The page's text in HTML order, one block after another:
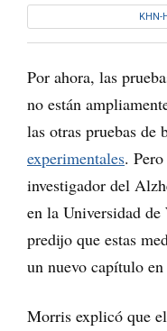
KHN-
Por ahora, las
no están
las otras pruebas de
experimentales.
investigador del
en la Universidad
predijo que estas
un nuevo capítulo
Morris explicó que